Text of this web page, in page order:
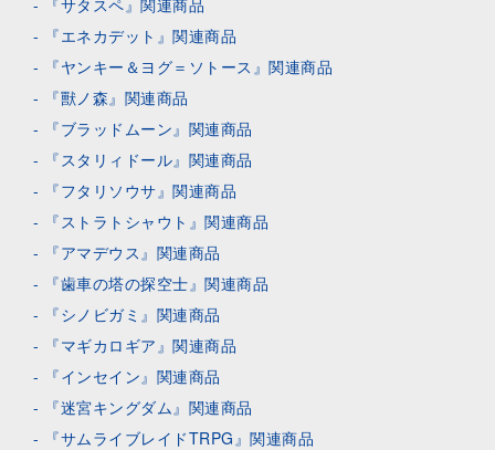
『エネカデット』関連商品
『ヤンキー＆ヨグ＝ソトース』関連商品
『獸ノ森』関連商品
『ブラッドムーン』関連商品
『スタリィドール』関連商品
『フタリソウサ』関連商品
『ストラトシャウト』関連商品
『アマデウス』関連商品
『歯車の塔の探空士』関連商品
『シノビガミ』関連商品
『マギカロギア』関連商品
『インセイン』関連商品
『迷宮キングダム』関連商品
『サムライブレイドTRPG』関連商品